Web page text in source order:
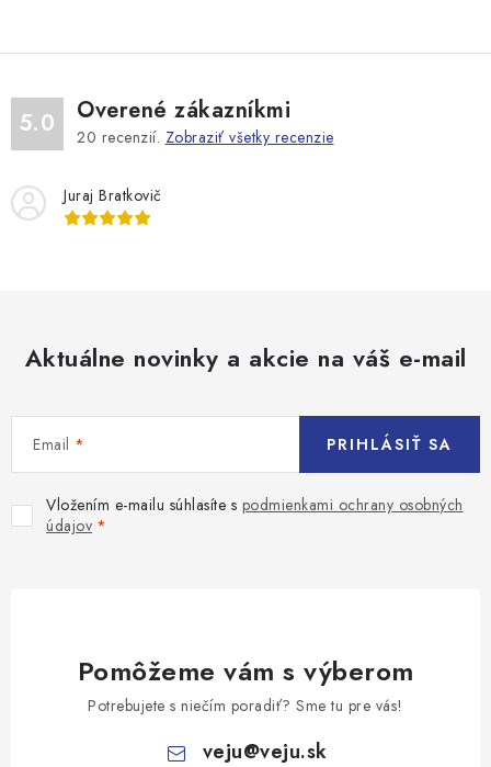
y
v
ý
p
s
5.0 Overené zákazníkmi
20 recenzií. Zobraziť všetky recenzie
Juraj Bratkovič
Aktuálne novinky a akcie na váš e-mail
Email
Vložením e-mailu súhlasíte s podmienkami ochrany osobných
údajov
PRIHLÁSIŤ SA
Pomôžeme vám s výberom
Potrebujete s niečím poradiť? Sme tu pre vás!
veju@veju.sk